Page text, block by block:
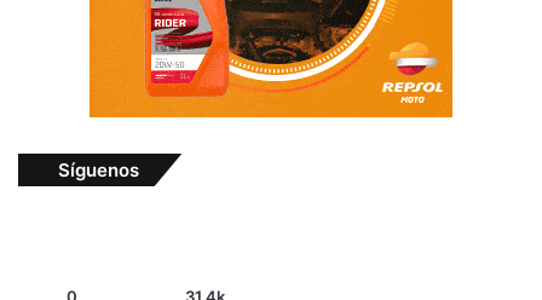
Síguenos